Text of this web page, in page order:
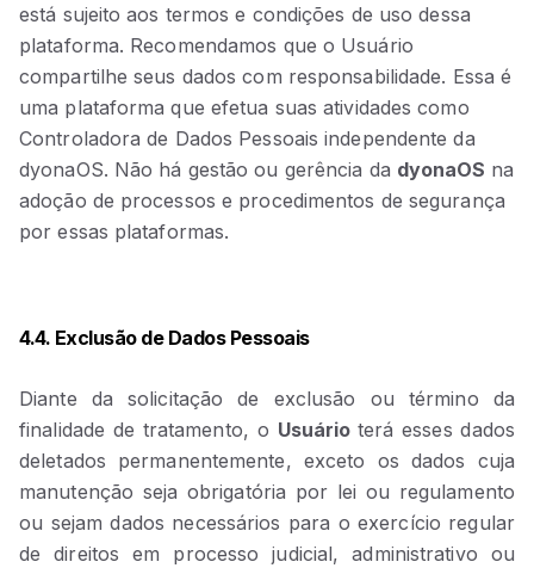
está sujeito aos termos e condições de uso dessa
plataforma. Recomendamos que o Usuário
compartilhe seus dados com responsabilidade. Essa é
uma plataforma que efetua suas atividades como
Controladora de Dados Pessoais independente da
dyonaOS. Não há gestão ou gerência da dyonaOS na
adoção de processos e procedimentos de segurança
por essas plataformas.
4.4. Exclusão de Dados Pessoais
Diante da solicitação de exclusão ou término da
finalidade de tratamento, o Usuárioterá esses dados
deletados permanentemente, exceto os dados cuja
manutenção seja obrigatória por lei ou regulamento
ou sejam dados necessários para o exercício regular
de direitos em processo judicial, administrativo ou